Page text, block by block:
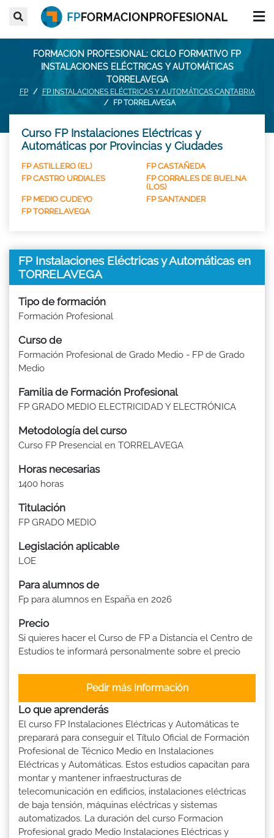
FORMACION PROFESIONAL: CICLO FORMATIVO FP
INSTALACIONES ELÉCTRICAS Y AUTOMÁTICAS
TORRELAVEGA
FP
FP INSTALACIONES ELÉCTRICAS Y AUTOMÁTICAS CANTABRIA
FP TORRELAVEGA
Curso FP Instalaciones Eléctricas y
Automáticas por Provincias y Ciudades
FP ASTILLERO (EL)
FP CASTAÑEDA
FP CASTRO URDIALES
FP CORRALES DE BUELNA
(LOS)
FP MEDIO CUDEYO
FP SANTANDER
FP TORRELAVEGA
FP Instalaciones Eléctricas y Automáticas en
TORRELAVEGA
Tipo de formación
Formación Profesional
Curso de
Formación Profesional de Grado Medio - FP de Grado
Medio
Familia de Formación Profesional
FP GRADO MEDIO ELECTRICIDAD Y ELECTRÓNICA
Metodología del curso
Curso FP Presencial en TORRELAVEGA
Horas necesarias
1400 horas
Titulación
FP GRADO MEDIO
Legislación aplicable
LOE
Para alumnos de
Fp para alumnos en España en 2026
Precio
Si quieres hacer el Curso de FP a Distancia el Centro de
Estudios te informará personalmente sobre el precio
Pedir más Información
Lo que aprenderás
El curso FP Instalaciones Eléctricas y Automáticas te
preparará para conseguir el Título Oficial de Formación
Profesional de Técnico Medio en Instalaciones
Eléctricas y Automáticas. Estos estudios capacitan para
montar y mantener infraestructuras de
telecomunicación en edificios, instalaciones eléctricas
de baja tensión, máquinas eléctricas y sistemas
automatizados. La duración del curso Formacion
Profesional grado Medio Instalaciones Eléctricas y